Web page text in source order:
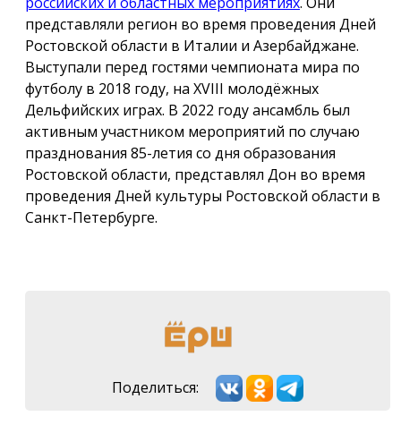
представляли регион во время проведения Дней
Ростовской области в Италии и Азербайджане.
Выступали перед гостями чемпионата мира по
футболу в 2018 году, на XVIII молодёжных
Дельфийских играх. В 2022 году ансамбль был
активным участником мероприятий по случаю
празднования 85-летия со дня образования
Ростовской области, представлял Дон во время
проведения Дней культуры Ростовской области в
Санкт-Петербурге.
Поделиться: